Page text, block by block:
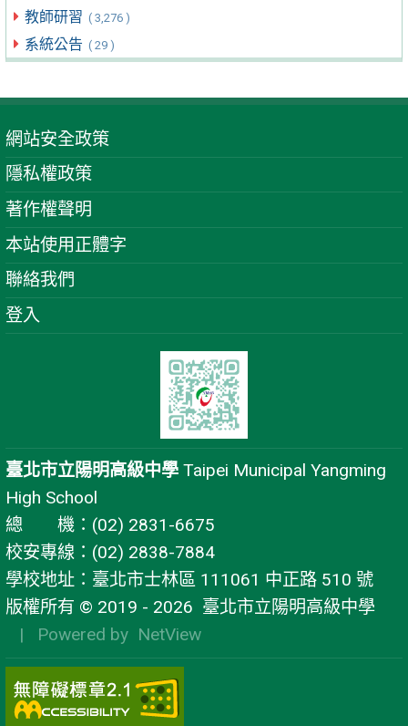
教師研習 ( 3,276 )
系統公告 ( 29 )
網站安全政策
隱私權政策
著作權聲明
本站使用正體字
聯絡我們
登入
臺北市立陽明高級中學 Taipei Municipal Yangming
High School
總 機：(02) 2831-6675
校安專線：(02) 2838-7884
學校地址：臺北市士林區 111061 中正路 510 號
版權所有 © 2019 - 2026 臺北市立陽明高級中學
| Powered by NetView